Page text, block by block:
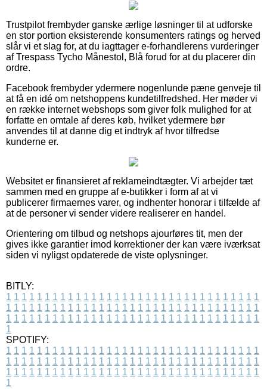
Trustpilot frembyder ganske ærlige løsninger til at udforske
en stor portion eksisterende konsumenters ratings og herved
slår vi et slag for, at du iagttager e-forhandlerens vurderinger
af Trespass Tycho Månestol, Blå forud for at du placerer din
ordre.
Facebook frembyder ydermere nogenlunde pæne genveje til
at få en idé om netshoppens kundetilfredshed. Her møder vi
en række internet webshops som giver folk mulighed for at
forfatte en omtale af deres køb, hvilket ydermere bør
anvendes til at danne dig et indtryk af hvor tilfredse
kunderne er.
Websitet er finansieret af reklameindtægter. Vi arbejder tæt
sammen med en gruppe af e-butikker i form af at vi
publicerer firmaernes varer, og indhenter honorar i tilfælde af
at de personer vi sender videre realiserer en handel.
Orientering om tilbud og netshops ajourføres tit, men der
gives ikke garantier imod korrektioner der kan være iværksat
siden vi nyligst opdaterede de viste oplysninger.
BITLY:
1 1 1 1 1 1 1 1 1 1 1 1 1 1 1 1 1 1 1 1 1 1 1 1 1 1 1 1 1 1 1 1 1
1 1 1 1 1 1 1 1 1 1 1 1 1 1 1 1 1 1 1 1 1 1 1 1 1 1 1 1 1 1 1 1 1
1 1 1 1 1 1 1 1 1 1 1 1 1 1 1 1 1 1 1 1 1 1 1 1 1 1 1 1 1 1 1 1 1
1
SPOTIFY:
1 1 1 1 1 1 1 1 1 1 1 1 1 1 1 1 1 1 1 1 1 1 1 1 1 1 1 1 1 1 1 1 1
1 1 1 1 1 1 1 1 1 1 1 1 1 1 1 1 1 1 1 1 1 1 1 1 1 1 1 1 1 1 1 1 1
1 1 1 1 1 1 1 1 1 1 1 1 1 1 1 1 1 1 1 1 1 1 1 1 1 1 1 1 1 1 1 1 1
1